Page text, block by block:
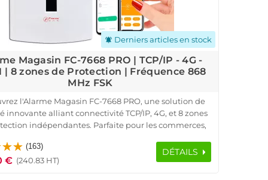
notifications_active Derniers articles en stock
Magasin FC-7668 PRO | TCP/IP - 4G -
| 8 zones de Protection | Fréquence 868
MHz FSK
l'Alarme Magasin FC-7668 PRO, une solution de
innovante alliant connectivité TCP/IP, 4G, et 8 zones
indépendantes. Parfaite pour les commerces,
grâce à son système filaire et sans fil.
une fréquence de 868 MHz et une technologie FSK
(163)
€ (240.83 HT)
DÉTAILS